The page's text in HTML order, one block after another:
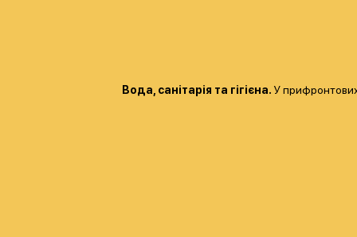
Вода, санітарія та гігієна. У